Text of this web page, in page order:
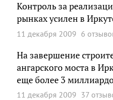
Контроль за
рынках усилен в
11 декабря 2009 6
На завершение
ангарского моста в
еще более 3
11 декабря 2009 37